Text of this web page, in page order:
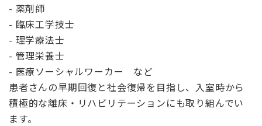
- 薬剤師
- 臨床工学技士
- 理学療法士
- 管理栄養士
- 医療ソーシャルワーカー など
患者さんの早期回復と社会復帰を目指し、入室時から
積極的な離床・リハビリテーションにも取り組んでい
ます。